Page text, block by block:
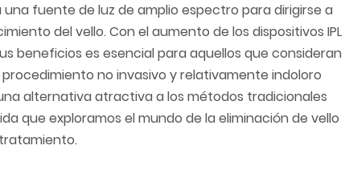
fuente de luz de amplio espectro para dirigirse a
del vello. Con el aumento de los dispositivos IPL
beneficios es esencial para aquellos que consideran
no invasivo y relativamente indoloro
alternativa atractiva a los métodos tradicionales
que exploramos el mundo de la eliminación de vello